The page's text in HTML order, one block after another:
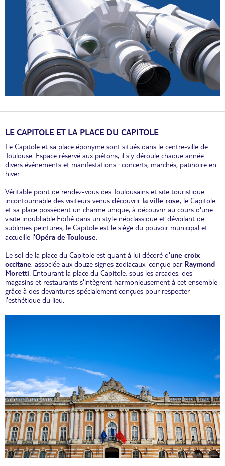
LE CAPITOLE ET LA PLACE DU CAPITOLE
Le Capitole et sa place éponyme sont situés dans le centre-ville de
Toulouse. Espace réservé aux piétons, il s'y déroule chaque année
divers événements et manifestations : concerts, marchés, patinoire en
hiver…
Véritable point de rendez-vous des Toulousains et site touristique
incontournable des visiteurs venus découvrir la ville rose, le Capitole
et sa place possèdent un charme unique, à découvrir au cours d'une
visite inoubliable.Edifié dans un style néoclassique et dévoilant de
sublimes peintures, le Capitole est le siège du pouvoir municipal et
accueille l'Opéra de Toulouse.
Le sol de la place du Capitole est quant à lui décoré d'une croix
occitane, associée aux douze signes zodiacaux, conçue par Raymond
Moretti. Entourant la place du Capitole, sous les arcades, des
magasins et restaurants s'intègrent harmonieusement à cet ensemble
grâce à des devantures spécialement conçues pour respecter
l'esthétique du lieu.